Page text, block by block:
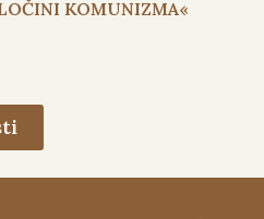
KOMUNIZMA«